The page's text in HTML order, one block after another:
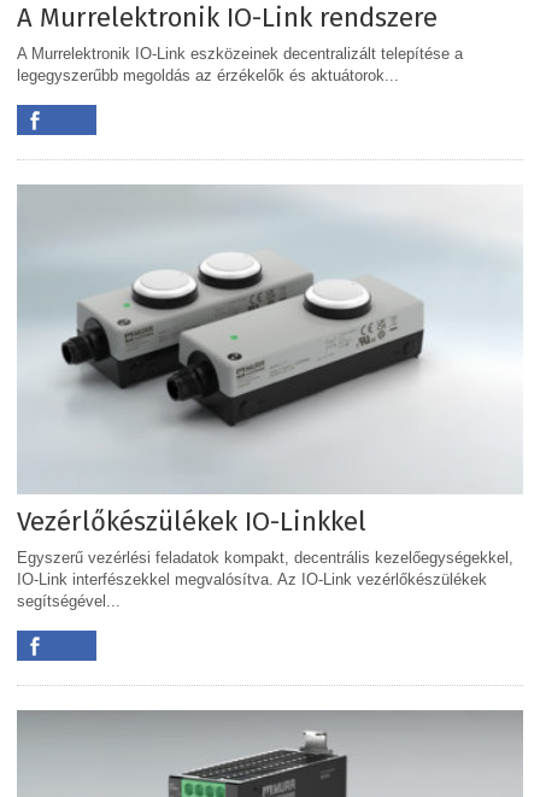
A Murrelektronik IO-Link rendszere
A Murrelektronik IO-Link eszközeinek decentralizált telepítése a
legegyszerűbb megoldás az érzékelők és aktuátorok...
Vezérlőkészülékek IO-Linkkel
Egyszerű vezérlési feladatok kompakt, decentrális kezelőegységekkel,
IO-Link interfészekkel megvalósítva. Az IO-Link vezérlőkészülékek
segítségével...